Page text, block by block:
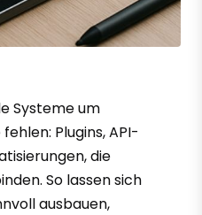
Systeme um
Plugins, API-
die
So lassen sich
ausbauen,